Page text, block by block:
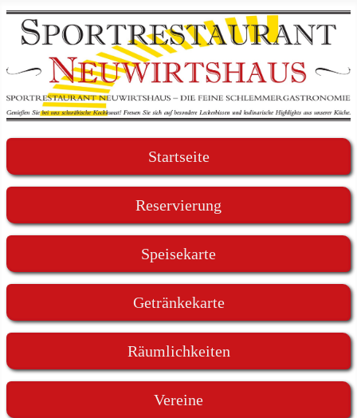
Startseite
Reservierung
Speisekarte
Getränkekarte
Räumlichkeiten
Vereine